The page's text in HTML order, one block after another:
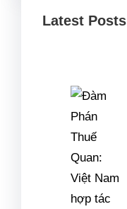
Latest Posts